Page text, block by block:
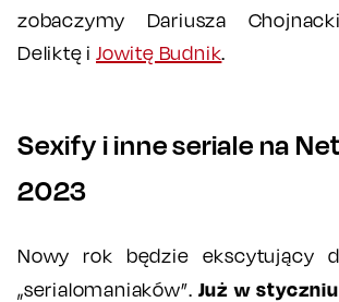
zobaczymy Dariusza
Deliktę i Jowitę Budnik.
Sexify i inne seriale na
2023
Nowy rok będzie ekscytujący
„serialomaniaków”. Już w